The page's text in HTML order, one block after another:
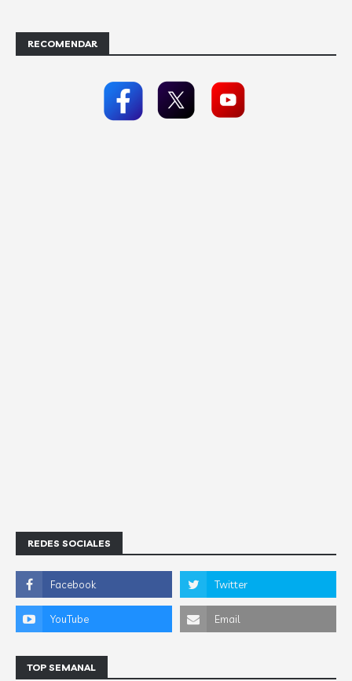
RECOMENDAR
REDES SOCIALES
TOP SEMANAL